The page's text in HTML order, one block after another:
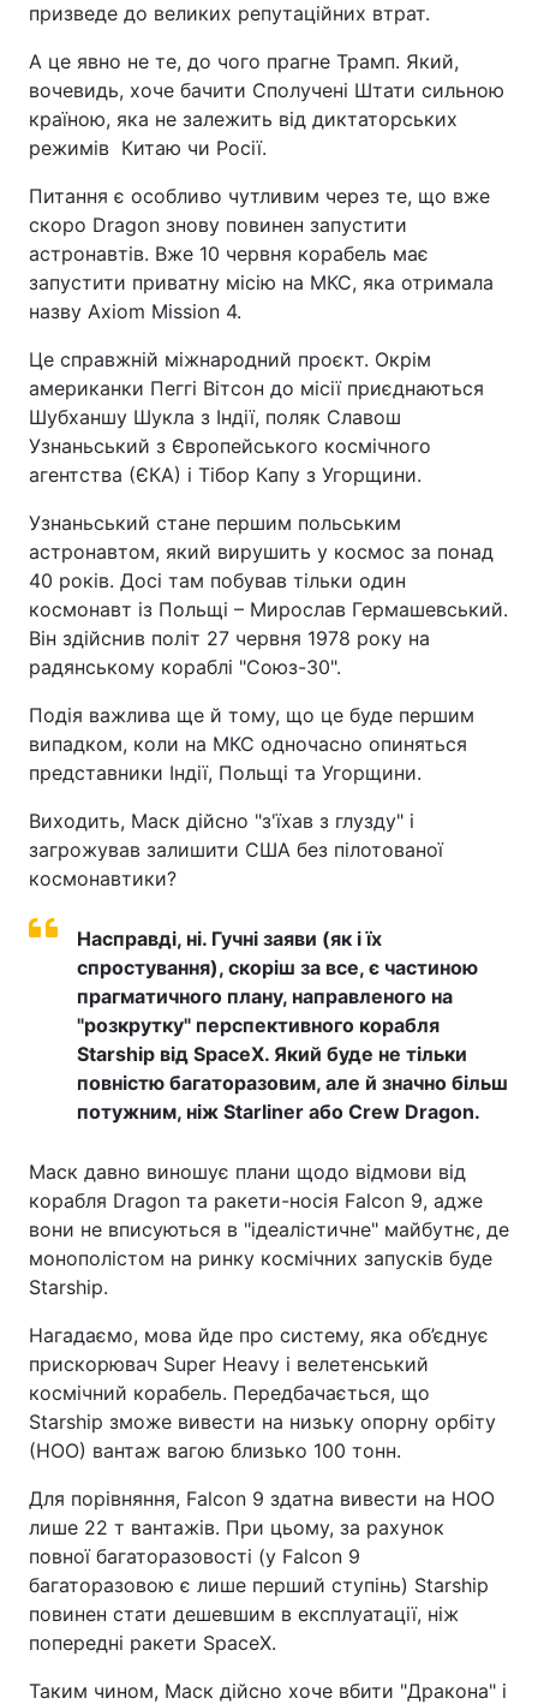
призведе до великих репутаційних втрат.
А це явно не те, до чого прагне Трамп. Який,
вочевидь, хоче бачити Сполучені Штати сильною
країною, яка не залежить від диктаторських
режимів Китаю чи Росії.
Питання є особливо чутливим через те, що вже
скоро Dragon знову повинен запустити
астронавтів. Вже 10 червня корабель має
запустити приватну місію на МКС, яка отримала
назву Axiom Mission 4.
Це справжній міжнародний проєкт. Окрім
американки Пеггі Вітсон до місії приєднаються
Шубханшу Шукла з Індії, поляк Славош
Узнаньський з Європейського космічного
агентства (ЄКА) і Тібор Капу з Угорщини.
Узнаньський стане першим польським
астронавтом, який вирушить у космос за понад
40 років. Досі там побував тільки один
космонавт із Польщі – Мирослав Гермашевський.
Він здійснив політ 27 червня 1978 року на
радянському кораблі "Союз-30".
Подія важлива ще й тому, що це буде першим
випадком, коли на МКС одночасно опиняться
представники Індії, Польщі та Угорщини.
Виходить, Маск дійсно "з'їхав з глузду" і
загрожував залишити США без пілотованої
космонавтики?
Насправді, ні. Гучні заяви (як і їх
спростування), скоріш за все, є частиною
прагматичного плану, направленого на
"розкрутку" перспективного корабля
Starship від SpaceX. Який буде не тільки
повністю багаторазовим, але й значно більш
потужним, ніж Starliner або Crew Dragon.
Маск давно виношує плани щодо відмови від
корабля Dragon та ракети-носія Falcon 9, адже
вони не вписуються в "ідеалістичне" майбутнє, де
монополістом на ринку космічних запусків буде
Starship.
Нагадаємо, мова йде про систему, яка об’єднує
прискорювач Super Heavy і велетенський
космічний корабель. Передбачається, що
Starship зможе вивести на низьку опорну орбіту
(НОО) вантаж вагою близько 100 тонн.
Для порівняння, Falcon 9 здатна вивести на НОО
лише 22 т вантажів. При цьому, за рахунок
повної багаторазовості (у Falcon 9
багаторазовою є лише перший ступінь) Starship
повинен стати дешевшим в експлуатації, ніж
попередні ракети SpaceX.
Таким чином, Маск дійсно хоче вбити "‎Дракона"‎ і